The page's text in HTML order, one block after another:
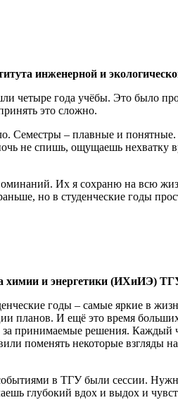
инженерной и
четыре года учёбы. Это было
это сложно.
Семестры – плавные и
не спишь, ощущаешь нехватку
Их я сохраню на всю
но в студенческие годы
химии и энергетики (ИХиИЭ)
годы – самые яркие в
планов. И ещё это время
за принимаемые решения.
поменять некоторые взгляды
в ТГУ были сессии. Нужно
глубокий вдох и выдох и